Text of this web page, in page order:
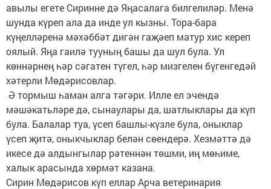
авылы егете Сиринне дә Яңасалага билгелиләр. Менә
шунда күреп ала да инде ул кызны. Тора-бара
күңелләренә мәхәббәт дигән гаҗәеп матур хис кереп
оялый. Яңа гаилә тууның башы да шул була. Ул
көннәрнең һәр сәгатен түгел, һәр мизгелен бүгенгедәй
хәтерли Мөдәрисовлар.
Ә тормыш һаман алга тәгәри. Илле ел эчендә
мәшәкатьләре дә, сынаулары да, шатлыклары да күп
була. Балалар туа, үсеп башлы-күзле була, оныклар
үсеп җитә, оныкчыклар белән сөендерә. Хезмәттә дә
икесе дә алдынгылар рәтеннән төшми, иң мөһиме,
халык арасында хөрмәт казана.
Сирин Мөдәрисов күп еллар Арча ветеринария